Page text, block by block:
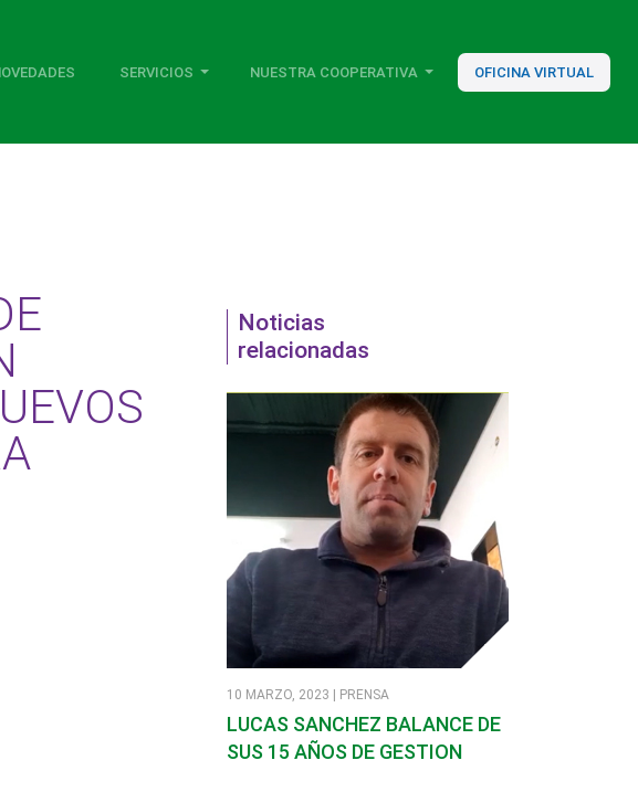
SERVICIOS NUESTRA COOPERATIVA OFICINA VIRTUAL
Noticias
relacionadas
10 MARZO, 2023 | PRENSA
LUCAS SANCHEZ BALANCE DE
SUS 15 AÑOS DE GESTION